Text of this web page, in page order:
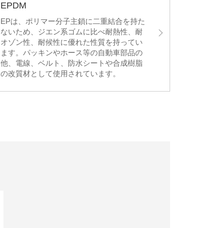
EPDM
EPは、ポリマー分子主鎖に二重結合を持た
ないため、ジエン系ゴムに比べ耐熱性、耐
オゾン性、耐候性に優れた性質を持ってい
ます。パッキンやホース等の自動車部品の
他、電線、ベルト、防水シートや合成樹脂
の改質材として使用されています。